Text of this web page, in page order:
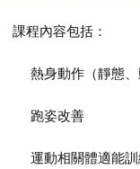
課程內容包括：
熱身動作（靜態、
跑姿改善
運動相關體適能訓